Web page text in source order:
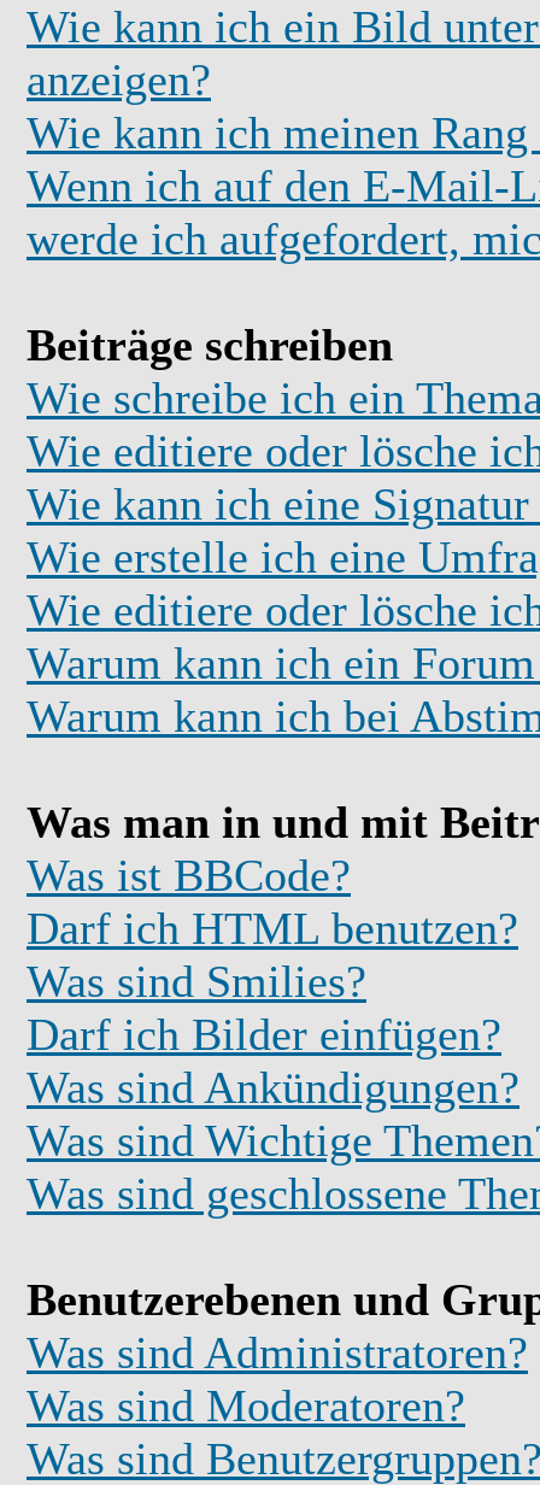
Wie kann ich ein Bild
anzeigen?
Wie kann ich meinen Rang
Wenn ich auf den E-Mail-
werde ich aufgefordert,
Beiträge schreiben
Wie schreibe ich ein
Wie editiere oder lösche
Wie kann ich eine Signatur
Wie erstelle ich eine
Wie editiere oder lösche
Warum kann ich ein
Warum kann ich bei
Was man in und mit
Was ist BBCode?
Darf ich HTML benutzen?
Was sind Smilies?
Darf ich Bilder einfügen?
Was sind Ankündigungen?
Was sind Wichtige
Was sind geschlossene
Benutzerebenen und
Was sind Administratoren?
Was sind Moderatoren?
Was sind